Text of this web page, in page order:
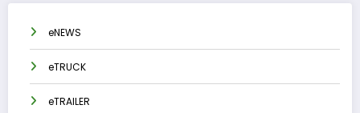
eNEWS
eTRUCK
eTRAILER